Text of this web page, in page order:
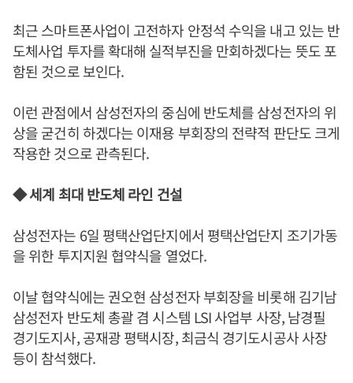
최근 스마트폰사업이 고전하자 안정석 수익을 내고 있는 반
도체사업 투자를 확대해 실적부진을 만회하겠다는 뜻도 포
함된 것으로 보인다.
이런 관점에서 삼성전자의 중심에 반도체를 삼성전자의 위
상을 굳건히 하겠다는 이재용 부회장의 전략적 판단도 크게
작용한 것으로 관측된다.
◆ 세계 최대 반도체 라인 건설
삼성전자는 6일 평택산업단지에서 평택산업단지 조기가동
을 위한 투지지원 협약식을 열었다.
이날 협약식에는 권오현 삼성전자 부회장을 비롯해 김기남
삼성전자 반도체 총괄 겸 시스템 LSI 사업부 사장, 남경필
경기도지사, 공재광 평택시장, 최금식 경기도시공사 사장
등이 참석했다.